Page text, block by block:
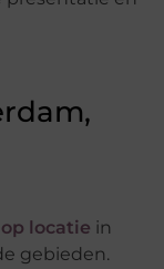
locatie in
gebieden.